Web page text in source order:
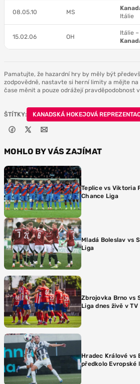
08.05.10 MS
Itálie
15.02.06 OH
Itálie –
Pamatujte, že hazardní hry by měly být
zodpovědně, nastavte si herní limity a mějte
čase měnit a pouze odrážejí pravděpodobnost
ŠTÍTKY: KANADSKÁ HOKEJOVÁ
MOHLO BY VÁS ZAJÍMAT
Teplice vs Viktoria
Chance Liga
Mladá Boleslav vs
Liga
Zbrojovka Brno vs
Liga dnes živě v TV
Hradec Králové vs
předkolo Evropské